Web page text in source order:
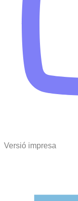
Versió impresa